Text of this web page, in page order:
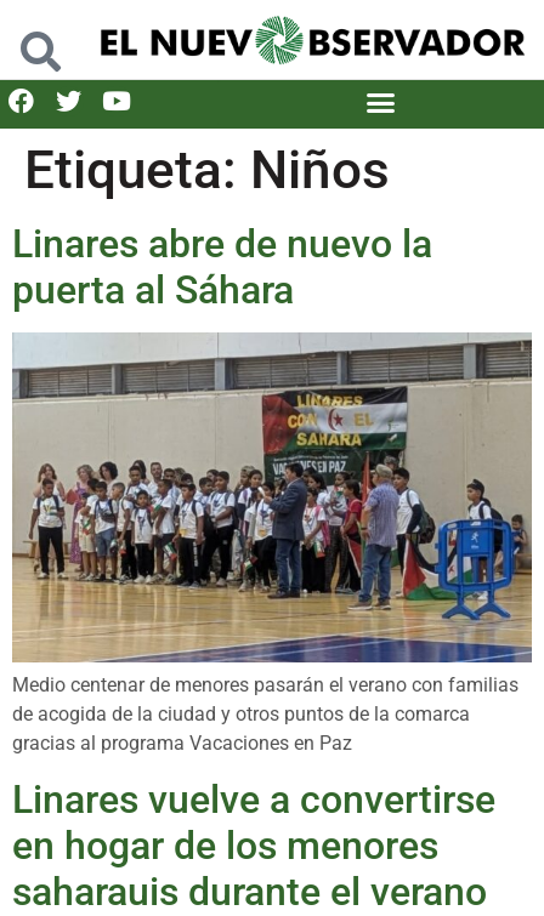
Etiqueta: Niños
Linares abre de nuevo la
puerta al Sáhara
Medio centenar de menores pasarán el verano con familias
de acogida de la ciudad y otros puntos de la comarca
gracias al programa Vacaciones en Paz
Linares vuelve a convertirse
en hogar de los menores
saharauis durante el verano